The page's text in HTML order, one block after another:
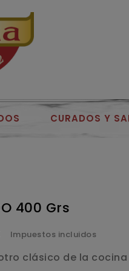
CURADOS Y
400 Grs
Impuestos incluidos
clásico de la